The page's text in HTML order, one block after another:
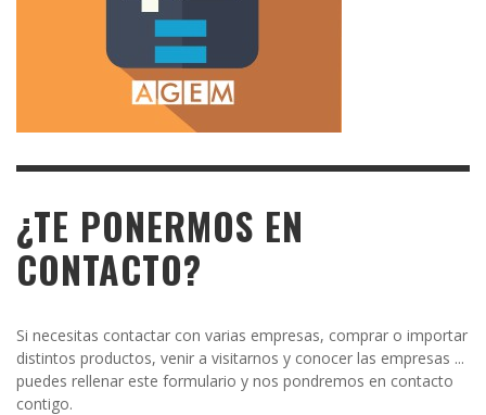
¿TE PONERMOS EN
CONTACTO?
Si necesitas contactar con varias empresas, comprar o importar
distintos productos, venir a visitarnos y conocer las empresas ...
puedes rellenar este formulario y nos pondremos en contacto
contigo.